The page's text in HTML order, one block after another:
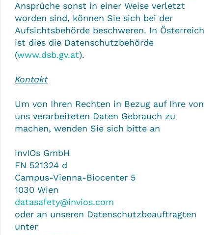
Ansprüche sonst in einer Weise verletzt
worden sind, können Sie sich bei der
Aufsichtsbehörde beschweren. In Österreich
ist dies die Datenschutzbehörde
(www.dsb.gv.at).
Kontakt
Um von Ihren Rechten in Bezug auf Ihre von
uns verarbeiteten Daten Gebrauch zu
machen, wenden Sie sich bitte an
invIOs GmbH
FN 521324 d
Campus-Vienna-Biocenter 5
1030 Wien
datasafety@invios.com
oder an unseren Datenschutzbeauftragten
unter